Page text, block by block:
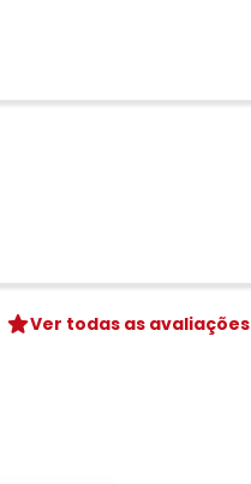
Ver todas as avaliações